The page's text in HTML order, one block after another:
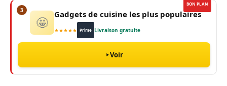
BON PLAN
3
🤩 Gadgets de cuisine les plus populaires
★★★★★ Prime Livraison gratuite
Voir